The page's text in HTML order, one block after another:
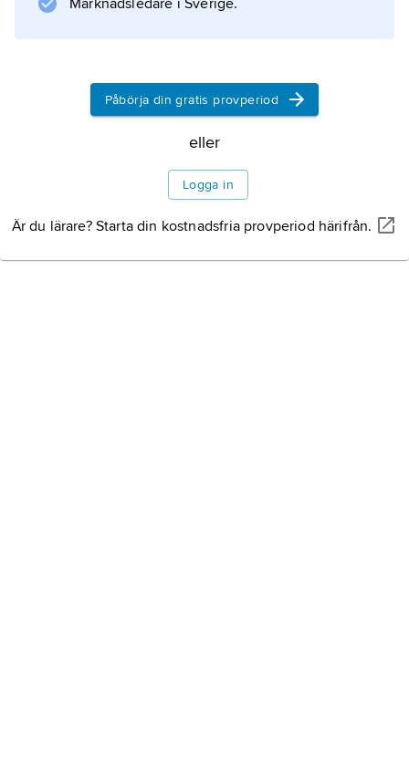
Marknadsledare i Sverige.
Påbörja din gratis provperiod
eller
Logga in
Är du lärare? Starta din kostnadsfria provperiod härifrån.